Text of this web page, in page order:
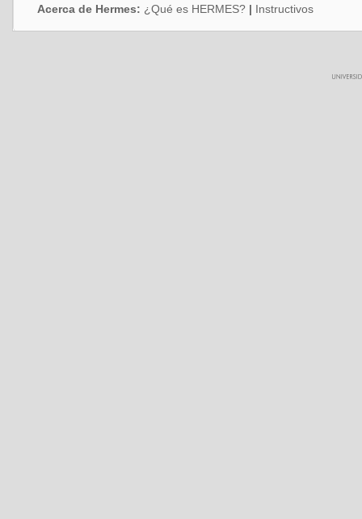
Acerca de Hermes: ¿Qué es HERMES? | Instructivos